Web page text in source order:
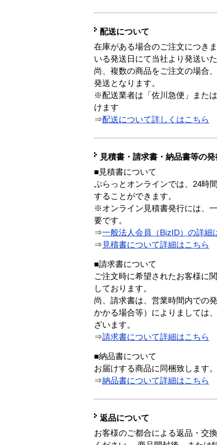
配送について
在庫がある場合のご注文につき
いる発送日にて当社より発送い
尚、複数の商品をご注文の場合
発送となります。
※配送業者は「佐川急便」また
けます
⇒配送について詳しくはこちら
見積書・請求書・納品書等の
■見積書について
ぷらっとオンラインでは、24時
することができます。
※オンライン見積書発行には、
要です。
⇒一般法人会員（BizID）の詳細
⇒ 見積書について詳細はこちら
■請求書について
ご注文時に希望されたお客様に
しております。
尚、請求書は、営業時間内での
かかる場合等）によりましては
ざいます。
⇒請求書について詳細はこちら
■納品書について
お届けする商品に同梱致します。
⇒納品書について詳細はこちら
返品について
お客様のご都合による返品・交